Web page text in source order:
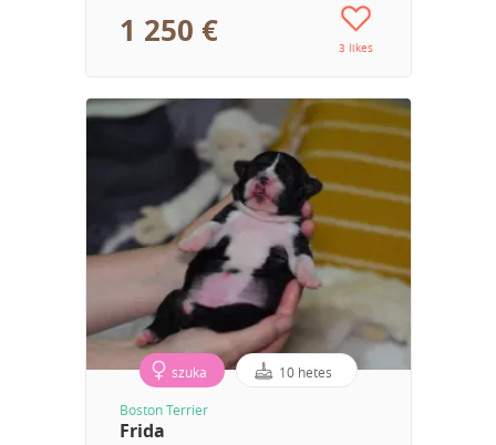
1 250 € 3 likes
szuka 10 hetes
Boston Terrier
Frida